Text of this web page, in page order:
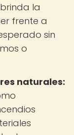
la
frente a
sin
o
naturales: